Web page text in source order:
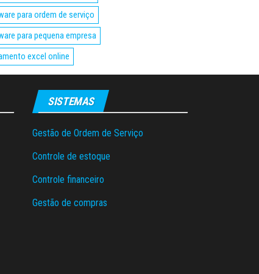
para ordem de serviço
para pequena empresa
excel online
SISTEMAS
Gestão de Ordem de Serviço
Controle de estoque
Controle financeiro
Gestão de compras